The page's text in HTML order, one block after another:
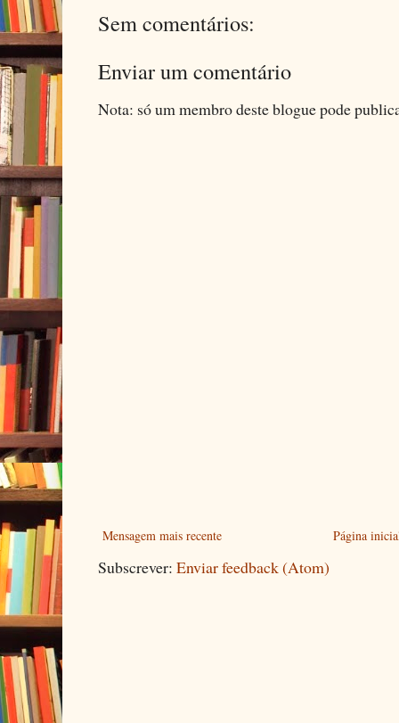
Sem comentários:
Enviar um comentário
Nota: só um membro deste blogue pode
Mensagem mais recente Página
Subscrever: Enviar feedback (Atom)